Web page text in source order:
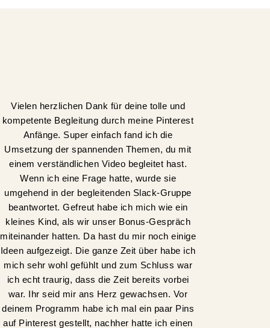
Vielen herzlichen Dank für deine tolle und
kompetente Begleitung durch meine Pinterest
Anfänge. Super einfach fand ich die
Umsetzung der spannenden Themen, du mit
einem verständlichen Video begleitet hast.
Wenn ich eine Frage hatte, wurde sie
umgehend in der begleitenden Slack-Gruppe
beantwortet. Gefreut habe ich mich wie ein
kleines Kind, als wir unser Bonus-Gespräch
miteinander hatten. Da hast du mir noch einige
Ideen aufgezeigt. Die ganze Zeit über habe ich
mich sehr wohl gefühlt und zum Schluss war
ich echt traurig, dass die Zeit bereits vorbei
war. Ihr seid mir ans Herz gewachsen. Vor
deinem Programm habe ich mal ein paar Pins
auf Pinterest gestellt, nachher hatte ich einen